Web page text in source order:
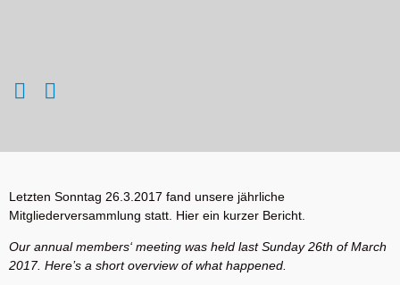
Letzten Sonntag 26.3.2017 fand unsere jährliche
Mitgliederversammlung statt. Hier ein kurzer Bericht.
Our annual members‘ meeting was held last Sunday 26th of March
2017. Here’s a short overview of what happened.